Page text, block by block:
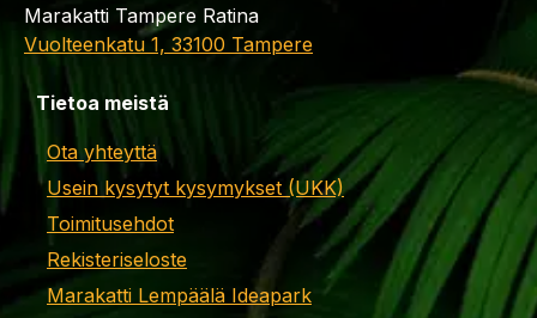
Marakatti Tampere Ratina
Vuolteenkatu 1, 33100 Tampere
Tietoa meistä
Ota yhteyttä
Usein kysytyt kysymykset (UKK)
Toimitusehdot
Rekisteriseloste
Marakatti Lempäälä Ideapark